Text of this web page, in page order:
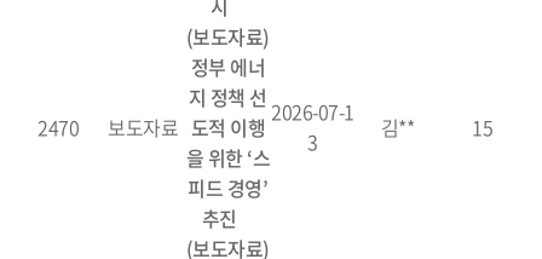
시
2470 보도자료
(보도자료)
정부 에너
지 정책 선
도적 이행
을 위한 ‘스
피드 경영’
추진
2026-07-1
3
김** 15
(보도자료)